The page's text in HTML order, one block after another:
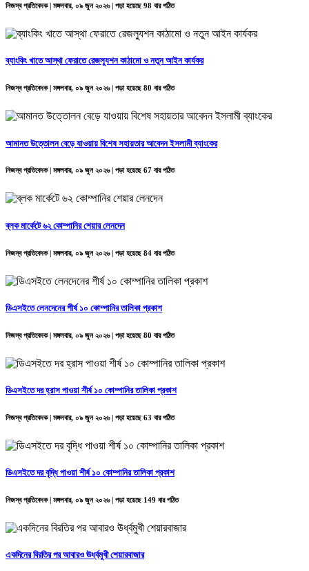
নিজস্ব প্রতিবেদক | মঙ্গলবার, ০৯ জুন ২০২৬ | পড়া হয়েছে 98 বার পঠিত
ব্যাংকিং খাতে আস্থা ফেরাতে রেজল্যুশন কাঠামো ও নতুন আইন কার্যকর
নিজস্ব প্রতিবেদক | মঙ্গলবার, ০৯ জুন ২০২৬ | পড়া হয়েছে 80 বার পঠিত
আমানত উত্তোলন বেড়ে যাওয়ায় বিশেষ সহায়তার আবেদন ইসলামী ব্যাংকের
নিজস্ব প্রতিবেদক | মঙ্গলবার, ০৯ জুন ২০২৬ | পড়া হয়েছে 67 বার পঠিত
ব্লক মার্কেটে ৬২ কোম্পানির শেয়ার লেনদেন
নিজস্ব প্রতিবেদক | মঙ্গলবার, ০৯ জুন ২০২৬ | পড়া হয়েছে 84 বার পঠিত
ডিএসইতে লেনদেনের শীর্ষ ১০ কোম্পানির তালিকা প্রকাশ
নিজস্ব প্রতিবেদক | মঙ্গলবার, ০৯ জুন ২০২৬ | পড়া হয়েছে 80 বার পঠিত
ডিএসইতে দর হ্রাস পাওয়া শীর্ষ ১০ কোম্পানির তালিকা প্রকাশ
নিজস্ব প্রতিবেদক | মঙ্গলবার, ০৯ জুন ২০২৬ | পড়া হয়েছে 63 বার পঠিত
ডিএসইতে দর বৃদ্ধি পাওয়া শীর্ষ ১০ কোম্পানির তালিকা প্রকাশ
নিজস্ব প্রতিবেদক | মঙ্গলবার, ০৯ জুন ২০২৬ | পড়া হয়েছে 149 বার পঠিত
একদিনের বিরতির পর আবারও ঊর্ধ্বমুখী শেয়ারবাজার